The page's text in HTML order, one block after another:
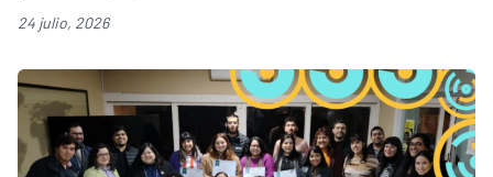
24 julio, 2026